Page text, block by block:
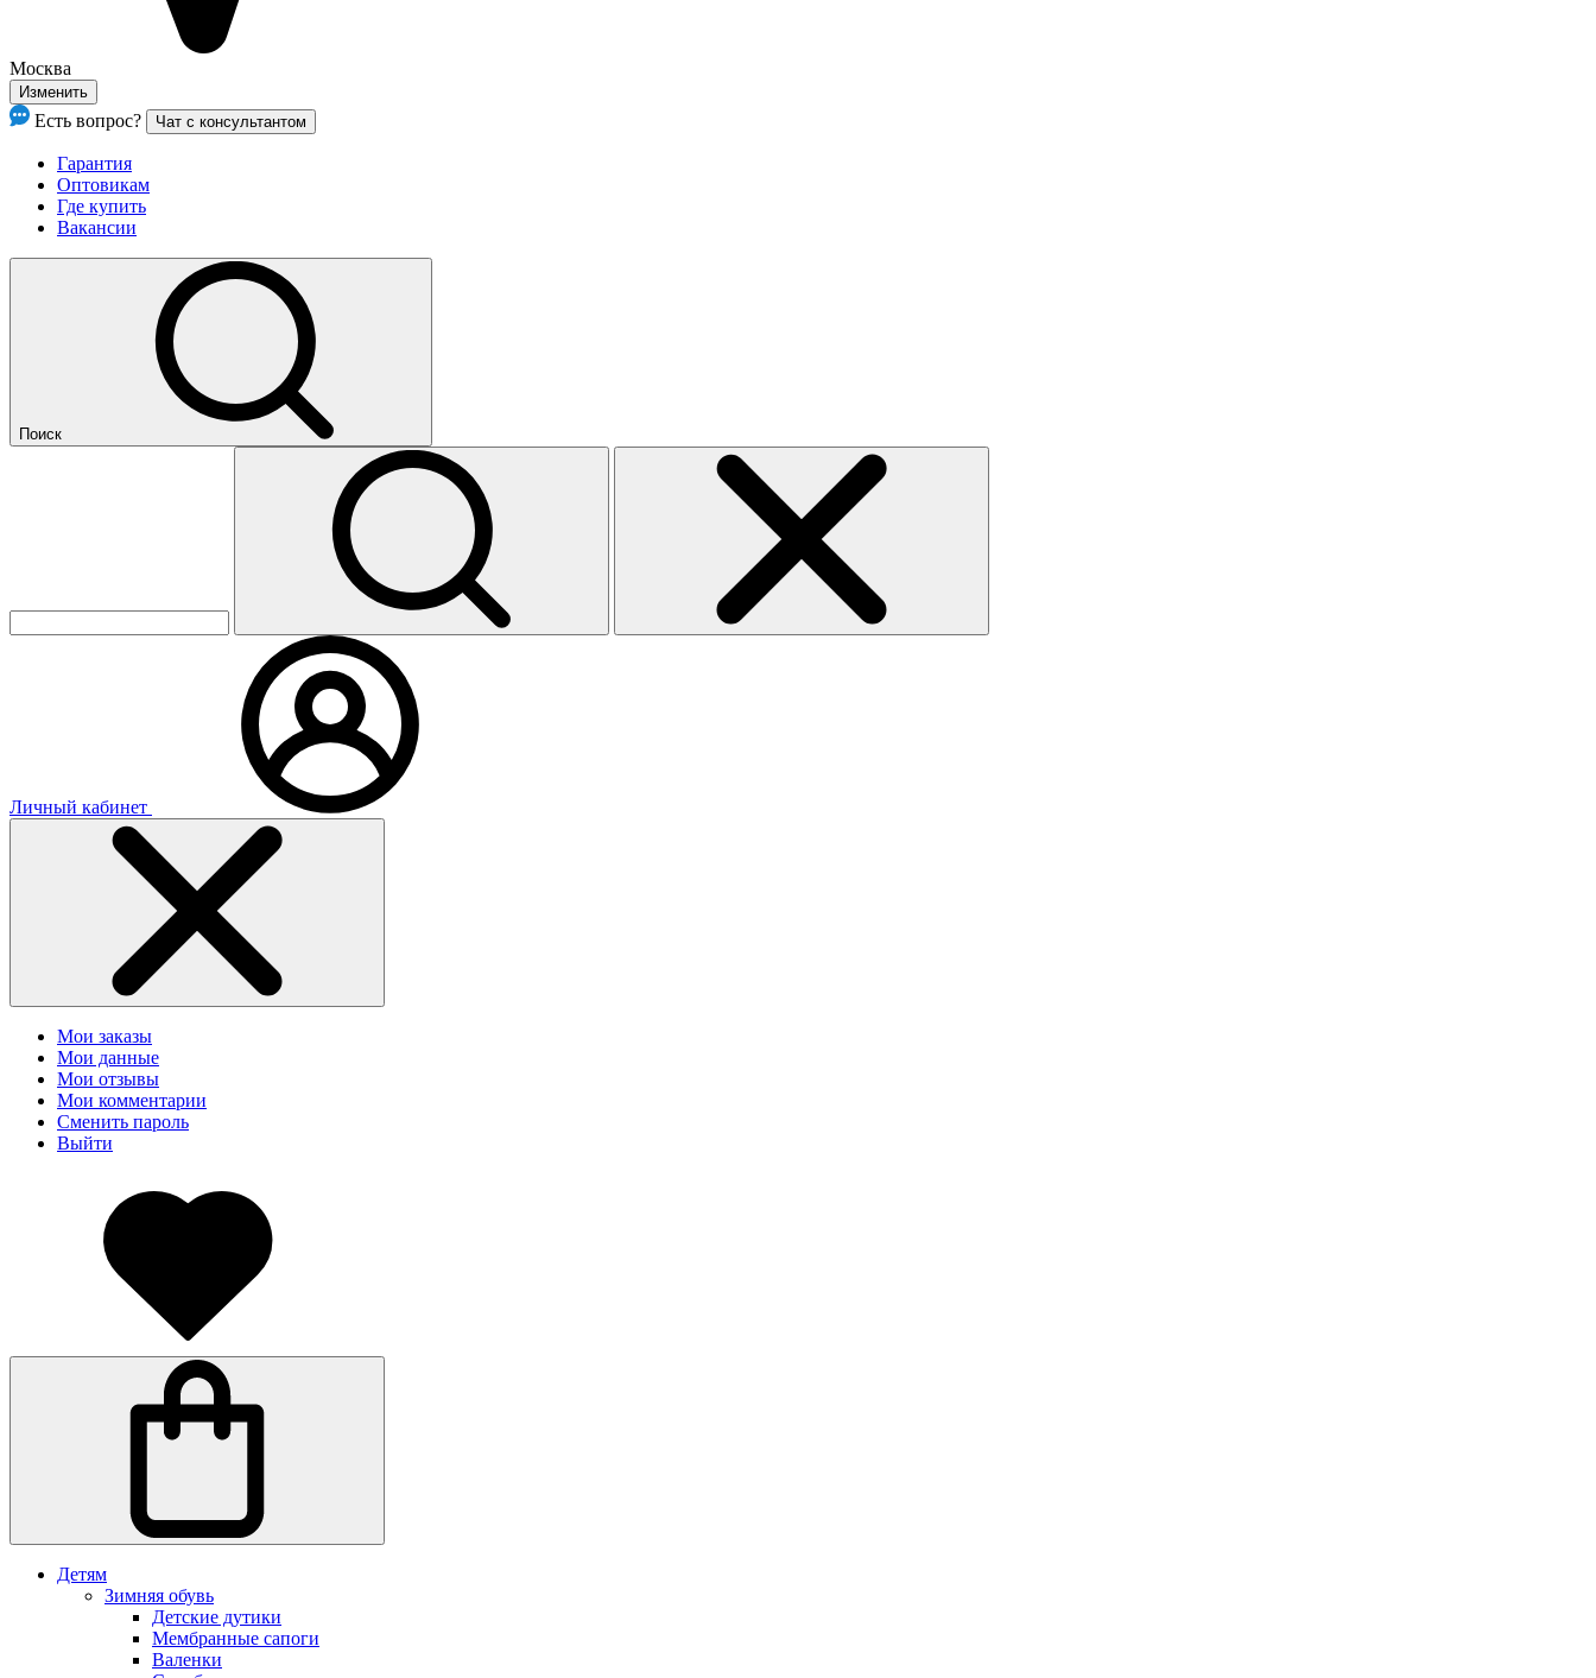
Москва
Изменить
Есть вопрос? Чат с консультантом
Гарантия
Оптовикам
Где купить
Вакансии
Поиск
Личный кабинет
Мои заказы
Мои данные
Мои отзывы
Мои комментарии
Сменить пароль
Выйти
Детям
Зимняя обувь
Детские дутики
Мембранные сапоги
Валенки